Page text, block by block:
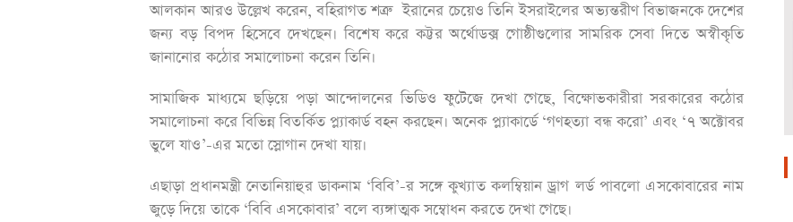
আলকান আরও উল্লেখ করেন, বহিরাগত শত্রু ইরানের চেয়েও তিনি ইসরাইলের অভ্যন্তরীণ বিভাজনকে দেশের
জন্য বড় বিপদ হিসেবে দেখছেন। বিশেষ করে কট্টর অর্থোডক্স গোষ্ঠীগুলোর সামরিক সেবা দিতে অস্বীকৃতি
জানানোর কঠোর সমালোচনা করেন তিনি।
সামাজিক মাধ্যমে ছড়িয়ে পড়া আন্দোলনের ভিডিও ফুটেজে দেখা গেছে, বিক্ষোভকারীরা সরকারের কঠোর
সমালোচনা করে বিভিন্ন বিতর্কিত প্ল্যাকার্ড বহন করছেন। অনেক প্ল্যাকার্ডে ‘গণহত্যা বন্ধ করো’ এবং ‘৭ অক্টোবর
ভুলে যাও’-এর মতো স্লোগান দেখা যায়।
এছাড়া প্রধানমন্ত্রী নেতানিয়াহুর ডাকনাম ‘বিবি’-র সঙ্গে কুখ্যাত কলম্বিয়ান ড্রাগ লর্ড পাবলো এসকোবারের নাম
জুড়ে দিয়ে তাকে ‘বিবি এসকোবার’ বলে ব্যঙ্গাত্মক সম্বোধন করতে দেখা গেছে।